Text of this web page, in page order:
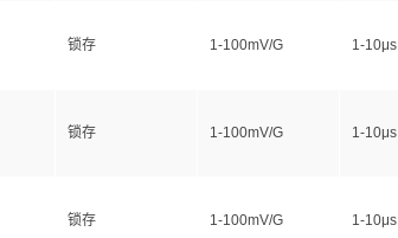
锁存 1-100mV/G 1-10μs
锁存 1-100mV/G 1-10μs
锁存 1-100mV/G 1-10μs